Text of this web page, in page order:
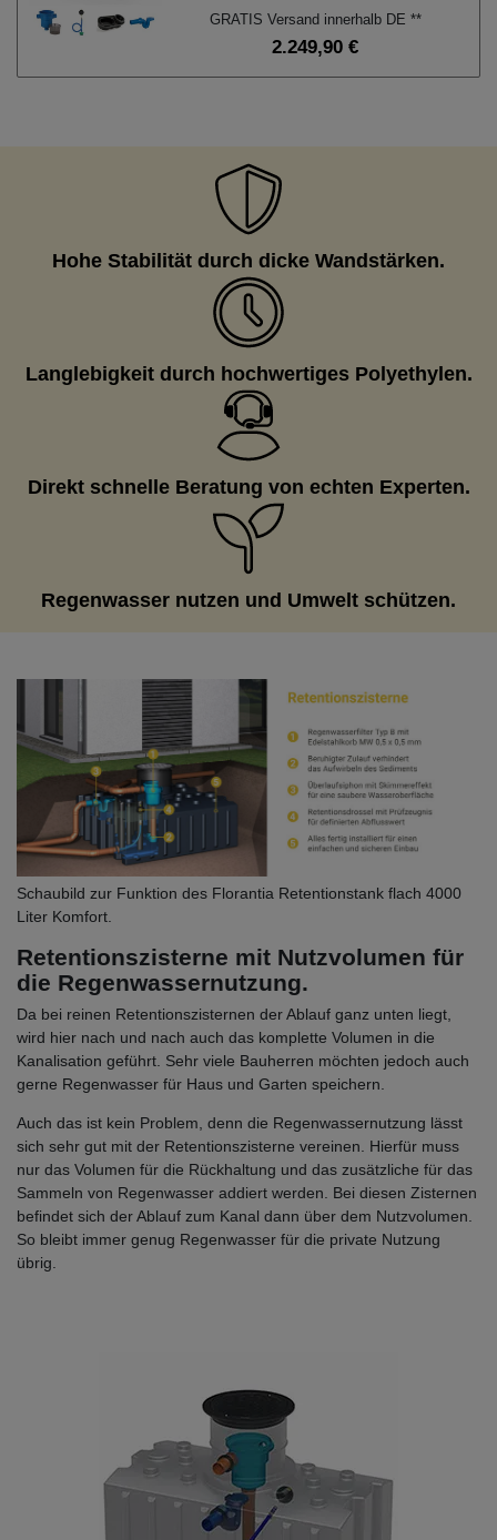
GRATIS Versand innerhalb DE **
2.249,90 €
Hohe Stabilität durch dicke Wandstärken.
Langlebigkeit durch hochwertiges Polyethylen.
Direkt schnelle Beratung von echten Experten.
Regenwasser nutzen und Umwelt schützen.
Schaubild zur Funktion des Florantia Retentionstank flach 4000
Liter Komfort.
Retentionszisterne mit Nutzvolumen für
die Regenwassernutzung.
Da bei reinen Retentionszisternen der Ablauf ganz unten liegt,
wird hier nach und nach auch das komplette Volumen in die
Kanalisation geführt. Sehr viele Bauherren möchten jedoch auch
gerne Regenwasser für Haus und Garten speichern.
Auch das ist kein Problem, denn die Regenwassernutzung lässt
sich sehr gut mit der Retentionszisterne vereinen. Hierfür muss
nur das Volumen für die Rückhaltung und das zusätzliche für das
Sammeln von Regenwasser addiert werden. Bei diesen Zisternen
befindet sich der Ablauf zum Kanal dann über dem Nutzvolumen.
So bleibt immer genug Regenwasser für die private Nutzung
übrig.